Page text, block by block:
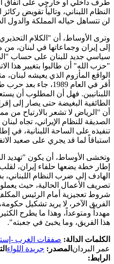
طرف داخلي أو خارجي على اتفاق
النظام اللبناني، وتالياً تقويض
لن تتساهل حياله المملكة والدول
وترى الأوساط، أن "الكلام
إلى إيران وجماعاتها في لبنان،
سياسي جديد للبنان على حساب
"حزب الله" أن طالبوا بتغيير هذا
الواقع المأزوم الذي يعيشه لبنان،
أقر في العام 1989،
اللبنانيين. فهل أن المطلوب أن
الطائفية البغيضة حتى يصار إلى
أن "الرياض لا تشعر بالارتياح من
الصديقة للنظام الإيراني، تجاه
تنفيذه على الساحة اللبنانية،
استباقاً لما قد يجري على صعيد
وتخشى الأوساط، أن يكون "تهديد
إطار خطة يضعها حلفاء إيران،
الهادف إلى ضرب النظام
تصريف الأعمال الحالية، حيث
شروط تعجيزية أمام الرئيس
الفريق الآخر، لا يريد تشكيل
مهدداً ومتوعداً، وهذا ما يطرح
هذا الفريق، وما يخبئ في جعبته".
الكلمات الدالة: صفقات الغرب -
عمر البردان المصدر: جريدة اللواء
الرابط: